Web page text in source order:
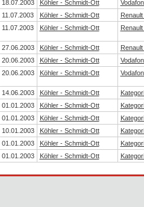
18.07.2003
Köhler - Schmidt-Ott
11.07.2003
Köhler - Schmidt-Ott
11.07.2003
Köhler - Schmidt-Ott
27.06.2003 Köhler - Schmidt-Ott
20.06.2003
Köhler - Schmidt-Ott
20.06.2003
Köhler - Schmidt-Ott
14.06.2003 Köhler - Schmidt-Ott
01.01.2003
Köhler - Schmidt-Ott
01.01.2003
Köhler - Schmidt-Ott
10.01.2003
Köhler - Schmidt-Ott
01.01.2003
Köhler - Schmidt-Ott
01.01.2003
Köhler - Schmidt-Ott